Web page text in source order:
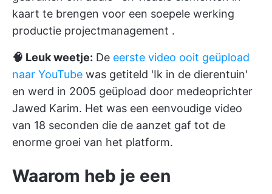
kaart te brengen voor een soepele werking
productie projectmanagement .
🧠 Leuk weetje: De eerste video ooit geüpload
naar YouTube was getiteld 'Ik in de dierentuin'
en werd in 2005 geüpload door medeoprichter
Jawed Karim. Het was een eenvoudige video
van 18 seconden die de aanzet gaf tot de
enorme groei van het platform.
Waarom heb je een